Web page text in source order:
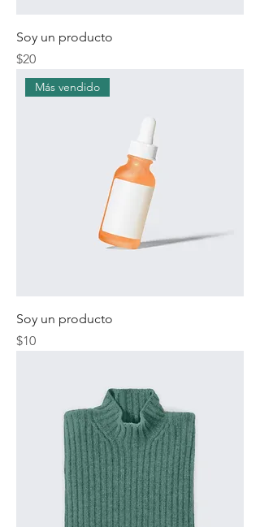
Soy un producto
Precio
$20
Más vendido
Soy un producto
Precio
$10